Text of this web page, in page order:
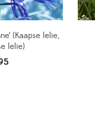
(Kaapse lelie,
lelie)